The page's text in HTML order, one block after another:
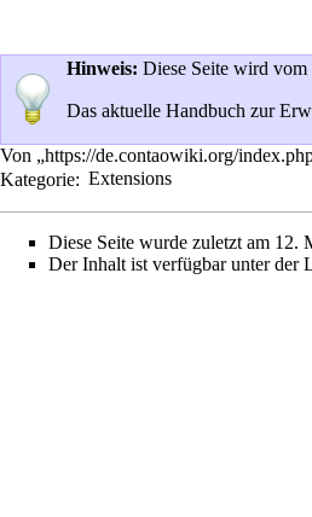
Hinweis: Diese Seite wird
Das aktuelle Handbuch zur
Von „https://de.contaowiki.org/
Kategorie: Extensions
Diese Seite wurde zuletzt am 12.
Der Inhalt ist verfügbar unter der